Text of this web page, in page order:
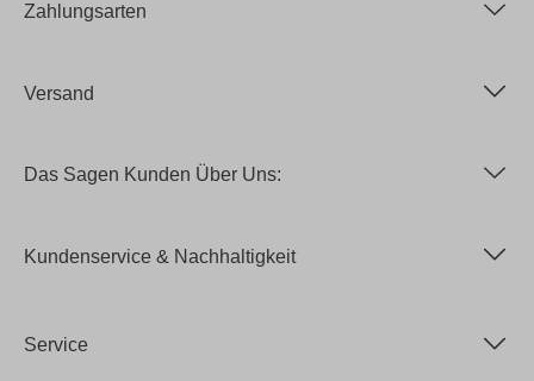
Zahlungsarten
Versand
Das Sagen Kunden Über Uns:
Kundenservice & Nachhaltigkeit
Service